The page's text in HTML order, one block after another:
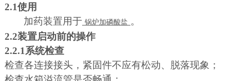
2.1使用
加药装置用于 锅炉加磷酸盐 。
2.2装置启动前的操作
2.2.1系统检查
检查各连接接头，紧固件不应有松动、脱落现象；